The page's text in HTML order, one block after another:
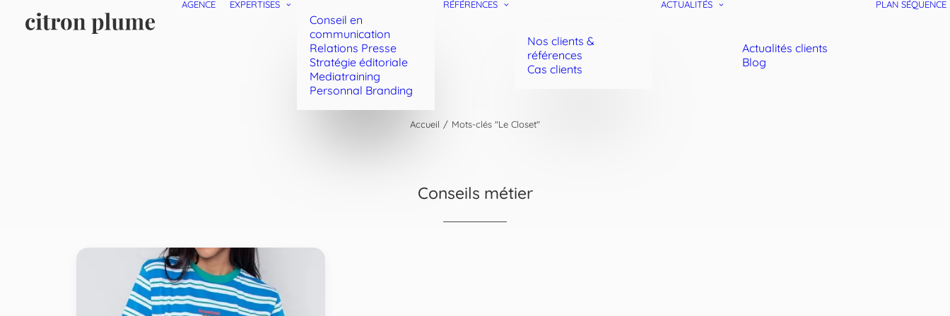
AGENCE EXPERTISES
Conseil en
communication
Relations Presse
Stratégie éditoriale
Mediatraining
Personnal Branding
RÉFÉRENCES
Nos clients &
références
Cas clients
ACTUALITÉS
Actualités clients
Blog
PLAN SÉQUENCE
Accueil Mots-clés "Le Closet"
Conseils métier